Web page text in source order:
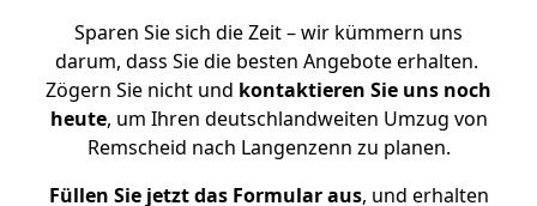
Sparen Sie sich die Zeit – wir kümmern uns
darum, dass Sie die besten Angebote erhalten.
Zögern Sie nicht und kontaktieren Sie uns noch
heute, um Ihren deutschlandweiten Umzug von
Remscheid nach Langenzenn zu planen.
Füllen Sie jetzt das Formular aus, und erhalten